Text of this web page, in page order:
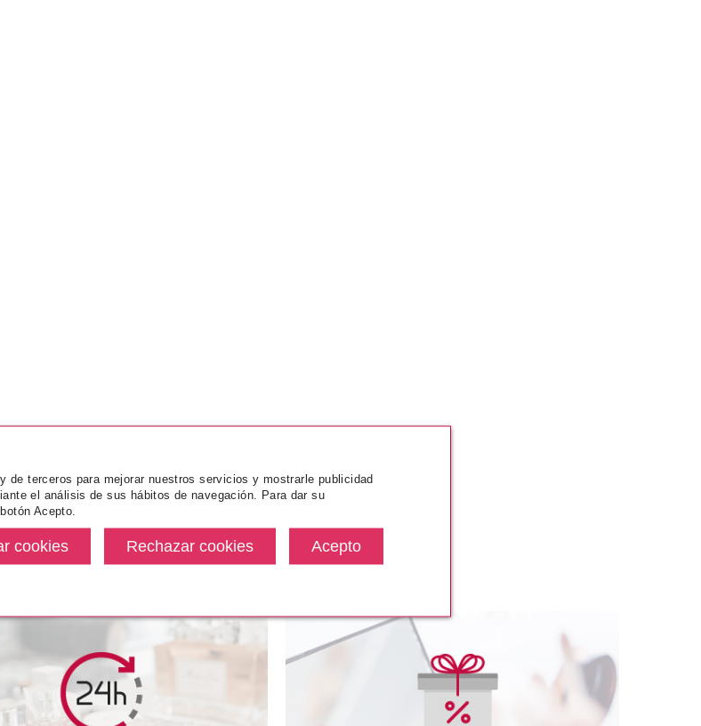
de terceros para mejorar nuestros servicios y mostrarle publicidad
el análisis de sus hábitos de navegación. Para dar su
Acepto.